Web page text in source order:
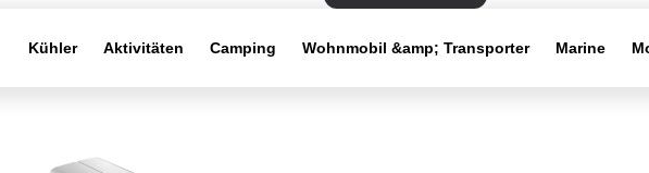
Kühler Aktivitäten Camping Wohnmobil &amp; Transporter Marine